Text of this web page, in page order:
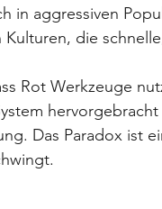
in aggressiven
Kulturen, die
Rot Werkzeuge
Das Paradox ist